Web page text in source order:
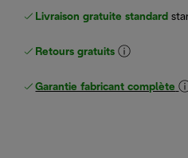
Livraison gratuite standard
Retours gratuits
Garantie fabricant complète